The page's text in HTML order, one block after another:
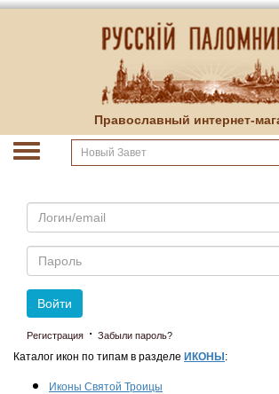
Православный интернет-
Email
Пароль
Войти
Регистрация · Забыли пароль?
Каталог икон по типам в разделе ИКОНЫ :
Иконы Святой Троицы